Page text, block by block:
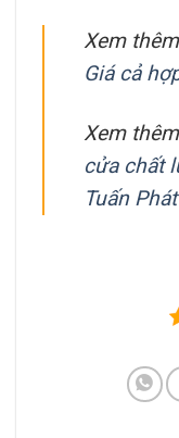
Xem
Giá cả
Xem
cửa chất
Tuấn Phát